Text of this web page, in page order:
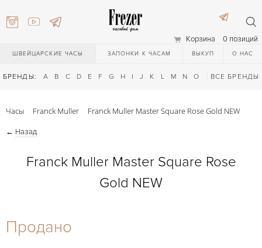
Корзина 0 позиций
ШВЕЙЦАРСКИЕ ЧАСЫ ЗАПОНКИ К ЧАСАМ ВЫКУП О НАС
БРЕНДЫ: A B C D E F G H I J K L M N O Q R S T
ВСЕ БРЕНДЫ
27-44
Часы Franck Muller Franck Muller Master Square Rose Gold NEW
← Назад
Franck Muller Master Square Rose
Gold NEW
Продано